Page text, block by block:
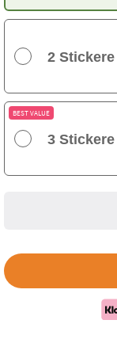
2
BEST VALUE
3